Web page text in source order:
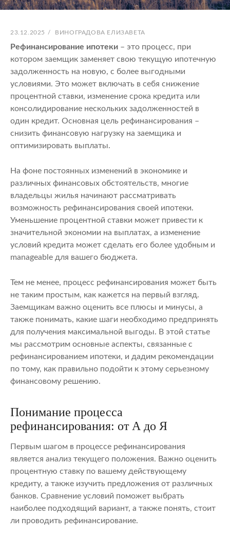
ОПУБЛИКОВАНО
23.12.2025 / АВТОР:
ВИНОГРАДОВА ЕЛИЗАВЕТА
Рефинансирование ипотеки – это процесс, при
котором заемщик заменяет свою текущую ипотечную
задолженность на новую, с более выгодными
условиями. Это может включать в себя снижение
процентной ставки, изменение срока кредита или
консолидирование нескольких задолженностей в
один кредит. Основная цель рефинансирования –
снизить финансовую нагрузку на заемщика и
оптимизировать выплаты.
На фоне постоянных изменений в экономике и
различных финансовых обстоятельств, многие
владельцы жилья начинают рассматривать
возможность рефинансирования своей ипотеки.
Уменьшение процентной ставки может привести к
значительной экономии на выплатах, а изменение
условий кредита может сделать его более удобным и
manageable для вашего бюджета.
Тем не менее, процесс рефинансирования может быть
не таким простым, как кажется на первый взгляд.
Заемщикам важно оценить все плюсы и минусы, а
также понимать, какие шаги необходимо предпринять
для получения максимальной выгоды. В этой статье
мы рассмотрим основные аспекты, связанные с
рефинансированием ипотеки, и дадим рекомендации
по тому, как правильно подойти к этому серьезному
финансовому решению.
Понимание процесса
рефинансирования: от А до Я
Первым шагом в процессе рефинансирования
является анализ текущего положения. Важно оценить
процентную ставку по вашему действующему
кредиту, а также изучить предложения от различных
банков. Сравнение условий поможет выбрать
наиболее подходящий вариант, а также понять, стоит
ли проводить рефинансирование.